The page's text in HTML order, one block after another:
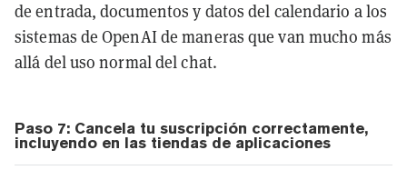
de entrada, documentos y datos del calendario a los
sistemas de OpenAI de maneras que van mucho más
allá del uso normal del chat.
Paso 7: Cancela tu suscripción correctamente,
incluyendo en las tiendas de aplicaciones